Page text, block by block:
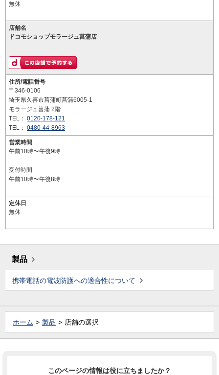
無休
店舗名
ドコモショップモラージュ菖蒲店
住所/電話番号
〒346-0106
埼玉県久喜市菖蒲町菖蒲6005-1
モラージュ菖蒲 2階
TEL： 0120-178-121
TEL： 0480-44-8963
営業時間
午前10時〜午後9時
受付時間
午前10時〜午後8時
定休日
無休
製品
携帯電話の電波防護への適合性について
ホーム 製品 店舗の選択
このページの情報は役に立ちましたか？